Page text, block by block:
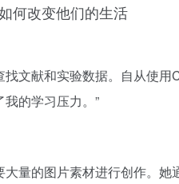
何改变他们的生活
文献和实验数据。自从使
的学习压力。”
量的图片素材进行创作。